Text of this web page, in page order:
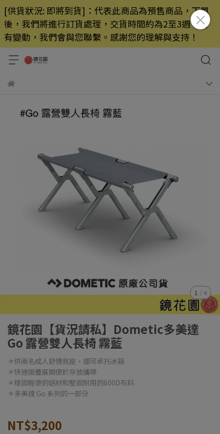
[供貨狀況: 即將到貨]：代表此商品為預售商品，下單
後，我們將進行訂貨處理，交貨時間約為2至3週，若
有變動，我們會與您聯繫。感謝您的理解與支持！
1 / 4
鏡花園【貨況請私】Dometic多美達
Go 露營雙人長椅 霧藍
＊供兩名成人舒適就座，還可承托冰箱
＊快速摺疊展開便於存放攜帶
＊穩固輕便的鋁材和堅固耐用的600D布料
＊多美達 Go 系列的一部分
NT$3,200